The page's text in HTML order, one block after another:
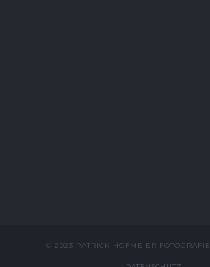
© 2023 PATRICK HOFMEIER FOTOGRAFIE